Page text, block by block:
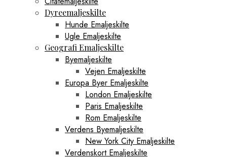
Dyreemaljeskilte
Hunde Emaljeskilte
Ugle Emaljeskilte
Geografi Emaljeskilte
Byemaljeskilte
Vejen Emaljeskilte
Europa Byer Emaljeskilte
London Emaljeskilte
Paris Emaljeskilte
Rom Emaljeskilte
Verdens Byemaljeskilte
New York City Emaljeskilte
Verdenskort Emaljeskilte